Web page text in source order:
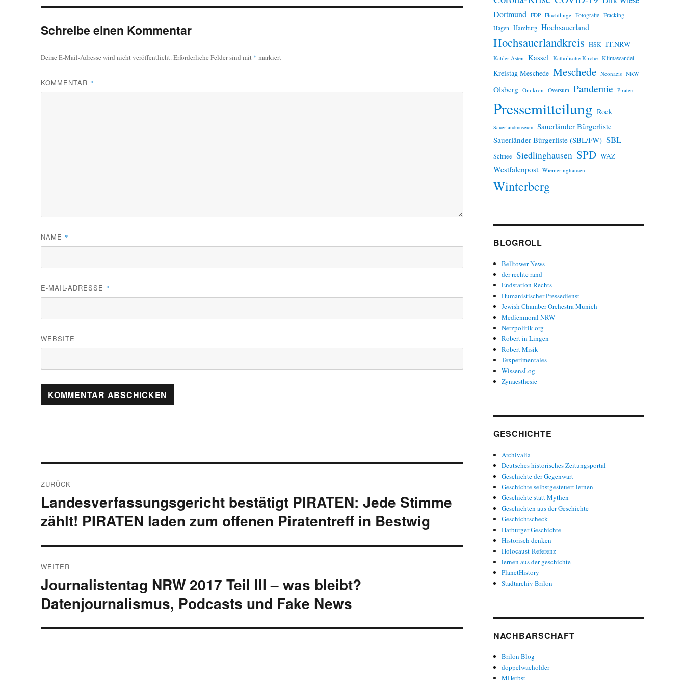
Schreibe einen Kommentar
Deine E-Mail-Adresse wird nicht veröffentlicht.Erforderliche Felder sind mit * markiert
KOMMENTAR *
NAME *
E-MAIL-ADRESSE *
WEBSITE
ZURÜCK
Vorheriger
Beitrag:
Landesverfassungsgericht bestätigt PIRATEN: Jede Stimme
zählt! PIRATEN laden zum offenen Piratentreff in Bestwig
WEITER
Nächster
Beitrag:
Journalistentag NRW 2017 Teil III – was bleibt?
Datenjournalismus, Podcasts und Fake News
Dortmund FDP Flüchtlinge Fotografie Fracking
Hagen Hamburg Hochsauerland
Hochsauerlandkreis HSK IT.NRW
Kahler Asten Kassel Katholische Kirche Klimawandel
Kreistag Meschede Meschede Neonazis NRW
Olsberg Omikron Oversum Pandemie Piraten
Pressemitteilung Rock
Sauerlandmuseum Sauerländer Bürgerliste
Sauerländer Bürgerliste (SBL/FW) SBL
Schnee Siedlinghausen SPD WAZ
Westfalenpost Wiemeringhausen
Winterberg
BLOGROLL
Belltower News
der rechte rand
Endstation Rechts
Humanistischer Pressedienst
Jewish Chamber Orchestra Munich
Medienmoral NRW
Netzpolitik.org
Robert in Lingen
Robert Misik
Texperimentales
WissensLog
Zynaesthesie
GESCHICHTE
Archivalia
Deutsches historisches Zeitungsportal
Geschichte der Gegenwart
Geschichte selbstgesteuert lernen
Geschichte statt Mythen
Geschichten aus der Geschichte
Geschichtscheck
Harburger Geschichte
Historisch denken
Holocaust-Referenz
lernen aus der geschichte
PlanetHistory
Stadtarchiv Brilon
NACHBARSCHAFT
Brilon Blog
doppelwacholder
MHerbst